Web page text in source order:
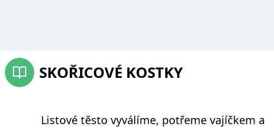
SKOŘICOVÉ KOSTKY
Listové těsto vyválíme, potřeme vajíčkem a